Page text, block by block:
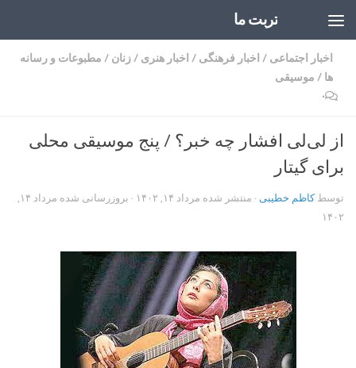
تربت ما
اخبار اجتماعی / اخبار فرهنگی / اخبار هنری /زنان / مطبوعات و رسانه
ها / موسیقی
۰
از لی‌لی افشار چه خبر؟ / پنج موسیقی محلی
برای گیتار
توسطکاظم خطیبی · منتشر شده مرداد ۱۴, ۱۴۰۲ · بروزرسانی شده
مرداد ۱۴,
۱۴۰۲